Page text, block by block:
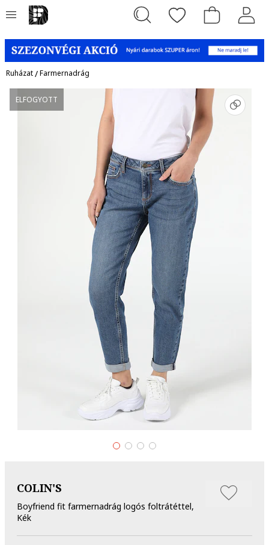
Ruházat/Farmernadrág
ELFOGYOTT
COLIN'S
Boyfriend fit farmernadrág logós foltrátéttel,
Kék